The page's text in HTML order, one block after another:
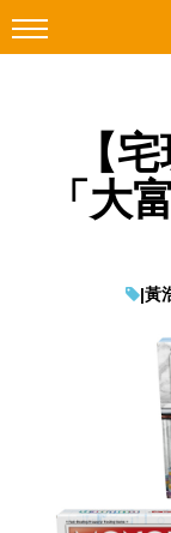
Facebook
生成式AI與雲端應
Enterprise Digital
【
「大
|黃